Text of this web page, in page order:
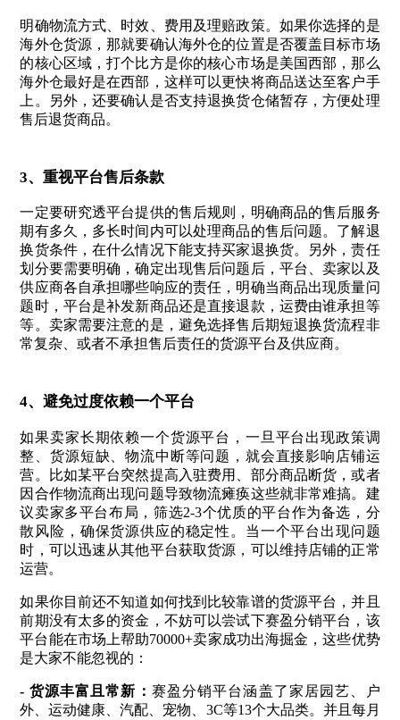
明确物流方式、时效、费用及理赔政策。如果你选择的是
海外仓货源，那就要确认海外仓的位置是否覆盖目标市场
的核心区域，打个比方是你的核心市场是美国西部，那么
海外仓最好是在西部，这样可以更快将商品送达至客户手
上。另外，还要确认是否支持退换货仓储暂存，方便处理
售后退货商品。
3、重视平台售后条款
一定要研究透平台提供的售后规则，明确商品的售后服务
期有多久，多长时间内可以处理商品的售后问题。了解退
换货条件，在什么情况下能支持买家退换货。另外，责任
划分要需要明确，确定出现售后问题后，平台、卖家以及
供应商各自承担哪些响应的责任，明确当商品出现质量问
题时，平台是补发新商品还是直接退款，运费由谁承担等
等。卖家需要注意的是，避免选择售后期短退换货流程非
常复杂、或者不承担售后责任的货源平台及供应商。
4、避免过度依赖一个平台
如果卖家长期依赖一个货源平台，一旦平台出现政策调
整、货源短缺、物流中断等问题，就会直接影响店铺运
营。比如某平台突然提高入驻费用、部分商品断货，或者
因合作物流商出现问题导致物流瘫痪这些就非常难搞。建
议卖家多平台布局，筛选2-3个优质的平台作为备选，分
散风险，确保货源供应的稳定性。当一个平台出现问题
时，可以迅速从其他平台获取货源，可以维持店铺的正常
运营。
如果你目前还不知道如何找到比较靠谱的货源平台，并且
前期没有太多的资金，不妨可以尝试下赛盈分销平台，该
平台能在市场上帮助70000+卖家成功出海掘金，这些优势
是大家不能忽视的：
- 货源丰富且常新： 赛盈分销平台涵盖了家居园艺、户
外、运动健康、汽配、宠物、3C等13个大品类。并且每月